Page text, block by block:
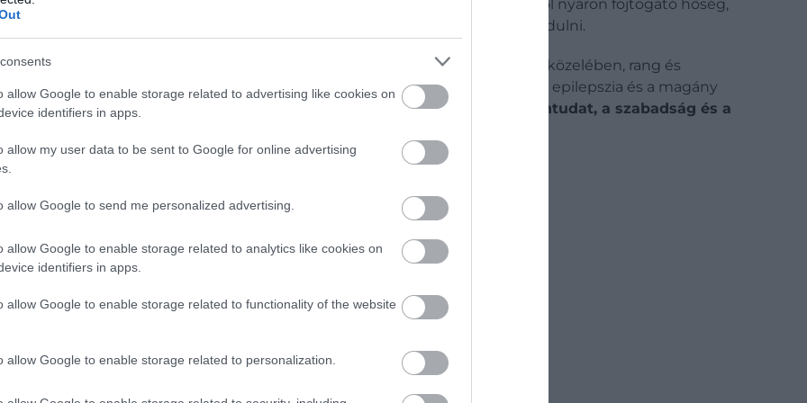
allow Google to enable storage related to advertising like cookies on
identifiers in apps.
allow my user data to be sent to Google for online advertising
allow Google to send me personalized advertising.
allow Google to enable storage related to analytics like cookies on
identifiers in apps.
allow Google to enable storage related to functionality of the website
allow Google to enable storage related to personalization.
felé. A börtönt később elviselhetetlen helyként írta le, ahol nyáron fojtogató hőség,
volt, a rabokat pedig olyan zsúfoltan tartották, hogy alig tudtak megmozdulni.
haza. Büntetését további katonai szolgálat követte a mongol határ közelében, rang és
már egészen más ember volt. A kivégzés árnyéka, a szibériai rabévek, az epilepszia és a magány
később egyedülállóvá tette. Dosztojevszkij regényeibena bűn, a hit, a bűntudat, a szabadság és a
jelentek meg.